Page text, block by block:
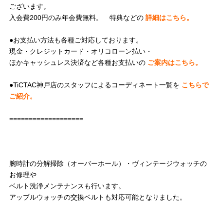
ございます。
入会費200円のみ年会費無料。 特典などの 詳細はこちら。
●お支払い方法も各種ご対応しております。
現金・クレジットカード・オリコローン払い・
ほかキャッシュレス決済など各種お支払いの ご案内はこちら。
●TiCTAC神戸店のスタッフによるコーディネート一覧を こちらで
ご紹介。
===================
腕時計の分解掃除（オーバーホール）・ヴィンテージウォッチの
お修理や
ベルト洗浄メンテナンスも行います。
アップルウォッチの交換ベルトも対応可能となりました。